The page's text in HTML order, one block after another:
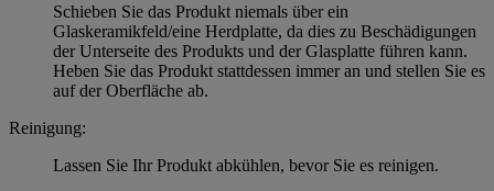
Schieben Sie das Produkt niemals über ein
Glaskeramikfeld/eine Herdplatte, da dies zu Beschädigungen
der Unterseite des Produkts und der Glasplatte führen kann.
Heben Sie das Produkt stattdessen immer an und stellen Sie es
auf der Oberfläche ab.
Reinigung:
Lassen Sie Ihr Produkt abkühlen, bevor Sie es reinigen.